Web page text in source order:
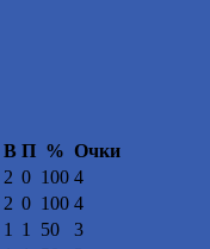
В П % Очки
2 0 100 4
2 0 100 4
1 1 50
3